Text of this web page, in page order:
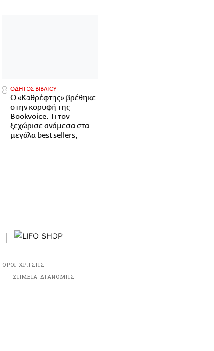
ΟΔΗΓΟΣ ΒΙΒΛΙΟΥ
Ο «Καθρέφτης» βρέθηκε
στην κορυφή της
Bookvoice. Τι τον
ξεχώρισε ανάμεσα στα
μεγάλα best sellers;
ΟΡΟΙ ΧΡΗΣΗΣ
ΣΗΜΕΙΑ ΔΙΑΝΟΜΗΣ